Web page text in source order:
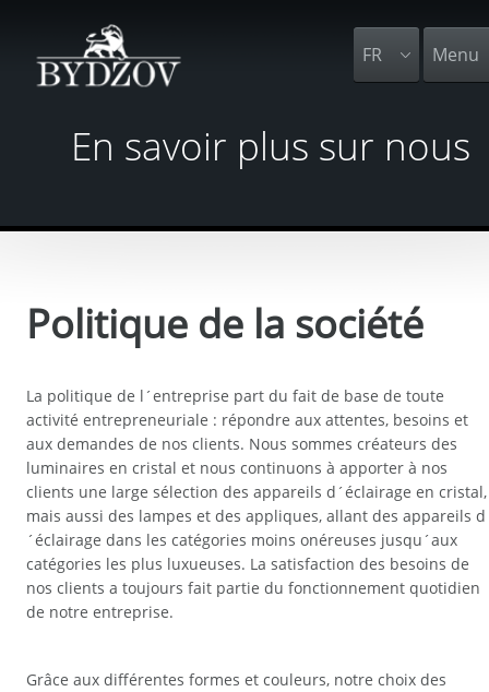
Menu
FR
En savoir plus sur nous
Politique de la société
La politique de l´entreprise part du fait de base de toute
activité entrepreneuriale : répondre aux attentes, besoins et
aux demandes de nos clients. Nous sommes créateurs des
luminaires en cristal et nous continuons à apporter à nos
clients une large sélection des appareils d´éclairage en cristal,
mais aussi des lampes et des appliques, allant des appareils d
´éclairage dans les catégories moins onéreuses jusqu´aux
catégories les plus luxueuses. La satisfaction des besoins de
nos clients a toujours fait partie du fonctionnement quotidien
de notre entreprise.
Grâce aux différentes formes et couleurs, notre choix des